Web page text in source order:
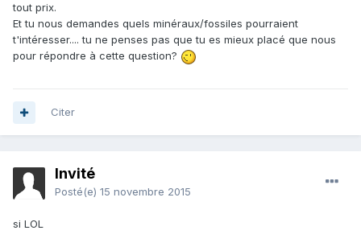
tout prix.
Et tu nous demandes quels minéraux/fossiles pourraient
t'intéresser.... tu ne penses pas que tu es mieux placé que nous
pour répondre à cette question?
Citer
Invité
Posté(e) 15 novembre 2015
si LOL